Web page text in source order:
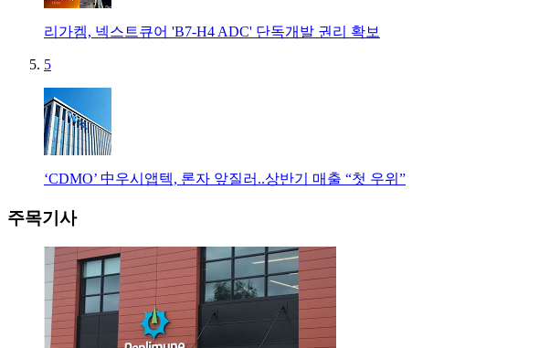
리가켐, 넥스트큐어 'B7-H4 ADC' 단독개발 권리 확보
5
‘CDMO’ 中우시앱텍, 론자 앞질러..상반기 매출 “첫 우위”
주목기사